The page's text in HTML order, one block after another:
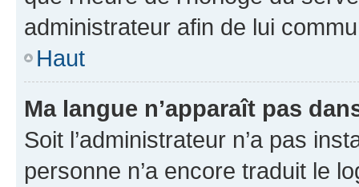
administrateur afin de lui
Haut
Ma langue n’apparaît pas
Soit l’administrateur n’a pas
personne n’a encore traduit le